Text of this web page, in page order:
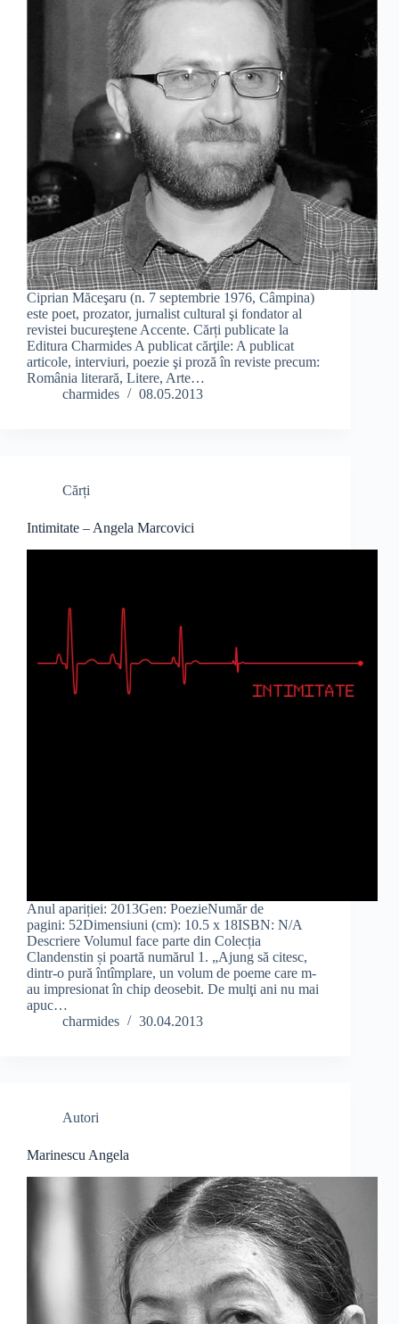
Ciprian Măceşaru (n. 7 septembrie 1976, Câmpina)
este poet, prozator, jurnalist cultural şi fondator al
revistei bucureştene Accente. Cărți publicate la
Editura Charmides A publicat cărţile: A publicat
articole, interviuri, poezie şi proză în reviste precum:
România literară, Litere, Arte…
charmides
08.05.2013
Cărți
Intimitate – Angela Marcovici
Anul apariției: 2013Gen: PoezieNumăr de
pagini: 52Dimensiuni (cm): 10.5 x 18ISBN: N/A
Descriere Volumul face parte din Colecția
Clandenstin și poartă numărul 1. „Ajung să citesc,
dintr-o pură întîmplare, un volum de poeme care m-
au impresionat în chip deosebit. De mulţi ani nu mai
apuc…
charmides
30.04.2013
Autori
Marinescu Angela